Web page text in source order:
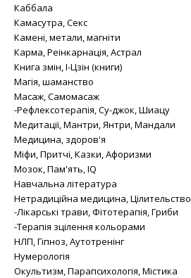
Каббала
Камасутра, Секс
Камені, метали, магніти
Карма, Реінкарнація, Астрал
Книга змін, І-Цзін (книги)
Магія, шаманство
Масаж, Самомасаж
-Рефлексотерапія, Су-джок, Шиацу
Медитації, Мантри, Янтри, Мандали
Медицина, здоров'я
Міфи, Притчі, Казки, Афоризми
Мозок, Пам'ять, IQ
Навчальна література
Нетрадиційна медицина, Цілительство
-Лікарські трави, Фітотерапія, Гриби
-Терапія зцілення кольорами
НЛП, Гіпноз, Аутотренінг
Нумерологія
Окультизм, Парапсихологія, Містика